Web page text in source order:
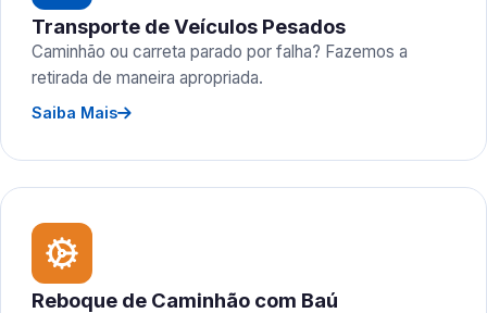
Transporte de Veículos Pesados
Caminhão ou carreta parado por falha? Fazemos a
retirada de maneira apropriada.
Saiba Mais
Reboque de Caminhão com Baú